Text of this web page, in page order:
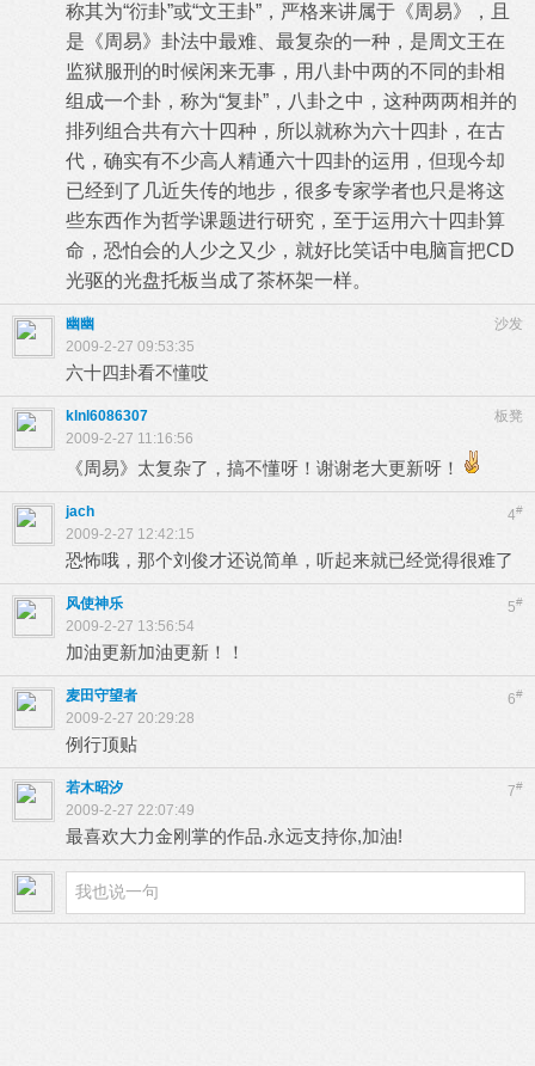
称其为“衍卦”或“文王卦”，严格来讲属于《周易》，且
是《周易》卦法中最难、最复杂的一种，是周文王在
监狱服刑的时候闲来无事，用八卦中两的不同的卦相
组成一个卦，称为“复卦”，八卦之中，这种两两相并的
排列组合共有六十四种，所以就称为六十四卦，在古
代，确实有不少高人精通六十四卦的运用，但现今却
已经到了几近失传的地步，很多专家学者也只是将这
些东西作为哲学课题进行研究，至于运用六十四卦算
命，恐怕会的人少之又少，就好比笑话中电脑盲把CD
光驱的光盘托板当成了茶杯架一样。
沙发
幽幽
2009-2-27 09:53:35
六十四卦看不懂哎
板凳
klnl6086307
2009-2-27 11:16:56
《周易》太复杂了，搞不懂呀！谢谢老大更新呀！
4#
jach
2009-2-27 12:42:15
恐怖哦，那个刘俊才还说简单，听起来就已经觉得很难了
5#
风使神乐
2009-2-27 13:56:54
加油更新加油更新！！
6#
麦田守望者
2009-2-27 20:29:28
例行顶贴
7#
若木昭汐
2009-2-27 22:07:49
最喜欢大力金刚掌的作品.永远支持你,加油!